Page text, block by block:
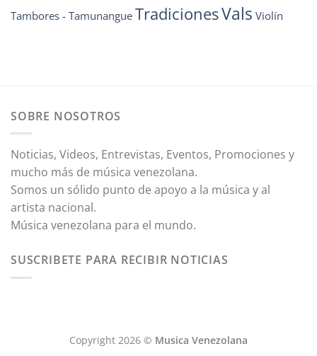
Tambores - Tamunangue TradicionesVals Violín
SOBRE NOSOTROS
Noticias, Videos, Entrevistas, Eventos, Promociones y
mucho más de música venezolana.
Somos un sólido punto de apoyo a la música y al
artista nacional.
Música venezolana para el mundo.
SUSCRIBETE PARA RECIBIR NOTICIAS
Copyright 2026 © Musica Venezolana